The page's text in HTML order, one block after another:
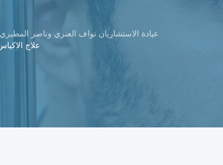
عيادة الاستشاريان نواف العنزي وناصر
علاج